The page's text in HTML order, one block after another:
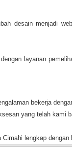
desain menjadi
layanan
bekerja
yang telah kami
lengkap dengan